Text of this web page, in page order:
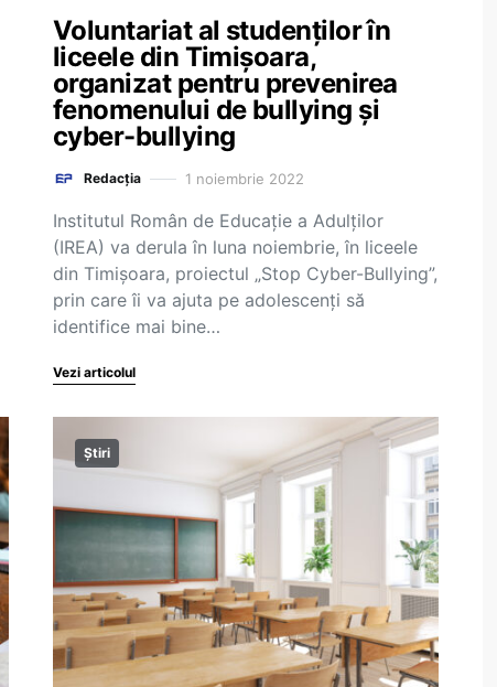
Voluntariat al studenților în
liceele din Timișoara,
organizat pentru prevenirea
fenomenului de bullying şi
cyber-bullying
Redacția 1 noiembrie 2022
Institutul Român de Educaţie a Adulţilor
(IREA) va derula în luna noiembrie, în liceele
din Timişoara, proiectul „Stop Cyber-Bullying”,
prin care îi va ajuta pe adolescenţi să
identifice mai bine…
Vezi articolul
Știri